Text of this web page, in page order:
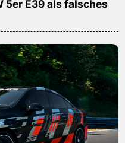
5er E39 als falsches